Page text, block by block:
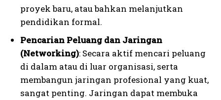
proyek baru, atau bahkan melanjutkan
pendidikan formal.
Pencarian Peluang dan Jaringan
(Networking): Secara aktif mencari peluang
di dalam atau di luar organisasi, serta
membangun jaringan profesional yang kuat,
sangat penting. Jaringan dapat membuka